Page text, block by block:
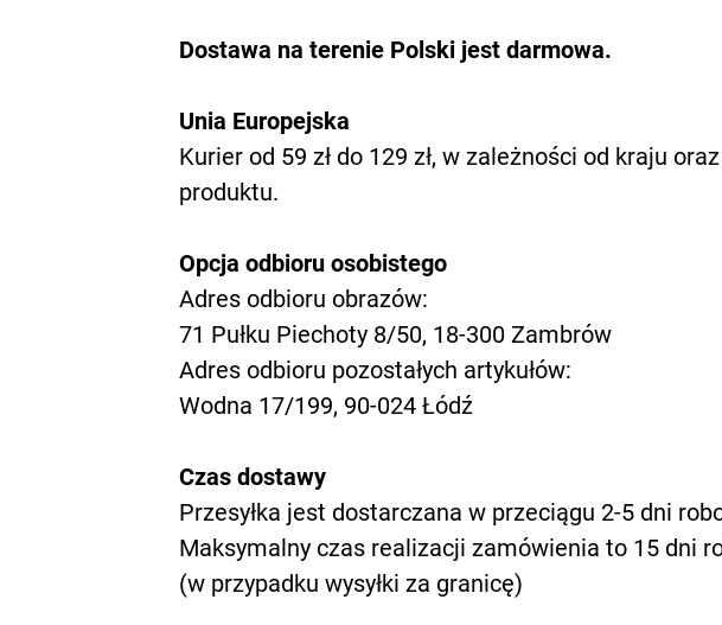
Dostawa na terenie Polski jest darmowa.
Unia Europejska
Kurier od 59 zł do 129 zł, w zależności od kraju
produktu.
Opcja odbioru osobistego
Adres odbioru obrazów:
71 Pułku Piechoty 8/50, 18-300 Zambrów
Adres odbioru pozostałych artykułów:
Wodna 17/199, 90-024 Łódź
Czas dostawy​​
Przesyłka jest dostarczana w przeciągu 2-5 dni
Maksymalny czas realizacji zamówienia to 15 dni
(w przypadku wysyłki za granicę)